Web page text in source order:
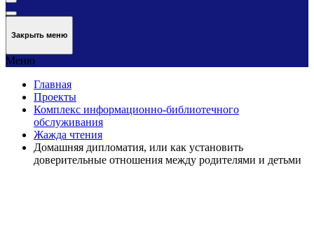
Закрыть меню
Меню
Главная
Проекты
Комплекс информационно-библиотечного
обслуживания
Жажда чтения
Домашняя дипломатия, или как установить
доверительные отношения между родителями и детьми